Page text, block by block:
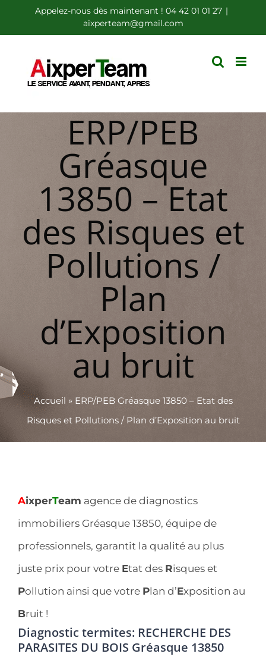
au
contenu
Appelez-nous dès maintenant ! 04 42 01 01 27 |
aixperteam@gmail.com
ERP/PEB
Gréasque
13850 – Etat
des Risques et
Pollutions /
Plan
d’Exposition
au bruit
Accueil » ERP/PEB Gréasque 13850 – Etat des
Risques et Pollutions / Plan d’Exposition au bruit
AixperTeam agence de diagnostics
immobiliers Gréasque 13850, équipe de
professionnels, garantit la qualité au plus
juste prix pour votre Etat des Risques et
Pollution ainsi que votre Plan d’Exposition au
Bruit !
Diagnostic termites: RECHERCHE DES
PARASITES DU BOIS Gréasque 13850